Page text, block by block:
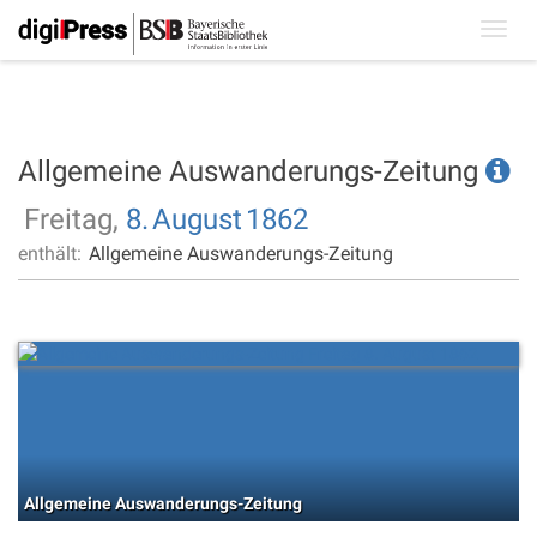
Allgemeine Auswanderungs-Zeitung
Freitag, 8.August 1862
enthält: Allgemeine Auswanderungs-Zeitung
Allgemeine Auswanderungs-Zeitung